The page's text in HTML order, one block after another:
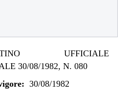
UFFICIALE
30/08/1982, N. 080
30/08/1982